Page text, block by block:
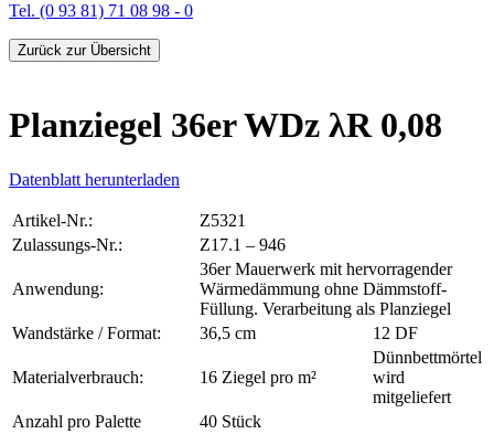
Tel. (0 93 81) 71 08 98 - 0
Zurück zur Übersicht
Planziegel 36er WDz λR 0,08
Datenblatt herunterladen
Artikel-Nr.:
Z5321
Zulassungs-Nr.:
Z17.1 – 946
Anwendung:
36er Mauerwerk mit hervorragender
Wärmedämmung ohne Dämmstoff-
Füllung. Verarbeitung als Planziegel
Wandstärke / Format:
36,5 cm 12 DF
Materialverbrauch: 16 Ziegel pro m²
Dünnbettmörtel
wird
mitgeliefert
Anzahl pro Palette
40 Stück